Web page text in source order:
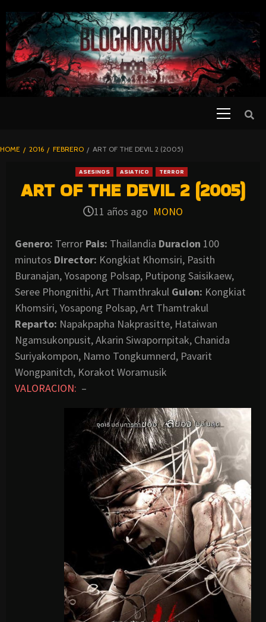
TO
CONTENT
BLOGHORROR
HOME 2016 FEBRERO ART OF THE DEVIL 2 (2005)
ASESINOS ASIATICO TERROR
ART OF THE DEVIL 2 (2005)
11 años ago MONO
Genero: Terror Pais: Thailandia Duracion 100
minutos Director: Kongkiat Khomsiri, Pasith
Buranajan, Yosapong Polsap, Putipong Saisikaew,
Seree Phongnithi, Art Thamthrakul Guion: Kongkiat
Khomsiri, Yosapong Polsap, Art Thamtrakul
Reparto: Napakpapha Nakprasitte, Hataiwan
Ngamsukonpusit, Akarin Siwapornpitak, Chanida
Suriyakompon, Namo Tongkumnerd, Pavarit
Wongpanitch, Korakot Woramusik
VALORACION: –